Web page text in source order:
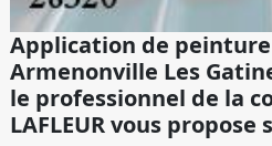
Application de
Armenonville Les
le professionnel de la
LAFLEUR vous propose